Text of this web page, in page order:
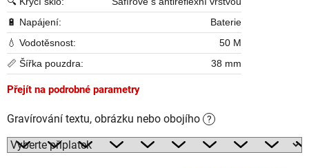
🔋 Napájení:
Baterie
💧 Vodotěsnost:
50 M
📏 Šířka pouzdra:
38 mm
Přejít na podrobné parametry
Gravírování textu, obrázku nebo obojího ?